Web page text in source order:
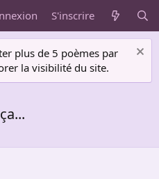
S'inscrire
plus de 5 poèmes par
la visibilité du site.